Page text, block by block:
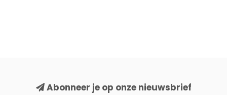
Abonneer je op onze nieuwsbrief